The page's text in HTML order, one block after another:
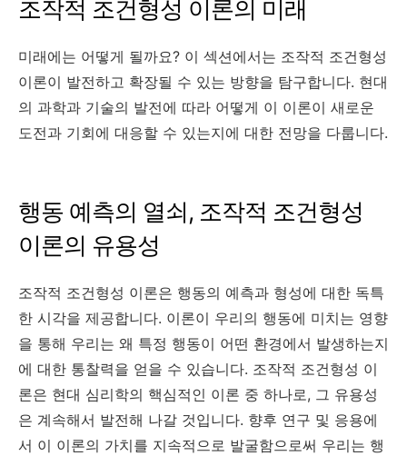
조작적 조건형성 이론의 미래
미래에는 어떻게 될까요? 이 섹션에서는 조작적 조건형성
이론이 발전하고 확장될 수 있는 방향을 탐구합니다. 현대
의 과학과 기술의 발전에 따라 어떻게 이 이론이 새로운
도전과 기회에 대응할 수 있는지에 대한 전망을 다룹니다.
행동 예측의 열쇠, 조작적 조건형성
이론의 유용성
조작적 조건형성 이론은 행동의 예측과 형성에 대한 독특
한 시각을 제공합니다. 이론이 우리의 행동에 미치는 영향
을 통해 우리는 왜 특정 행동이 어떤 환경에서 발생하는지
에 대한 통찰력을 얻을 수 있습니다. 조작적 조건형성 이
론은 현대 심리학의 핵심적인 이론 중 하나로, 그 유용성
은 계속해서 발전해 나갈 것입니다. 향후 연구 및 응용에
서 이 이론의 가치를 지속적으로 발굴함으로써 우리는 행